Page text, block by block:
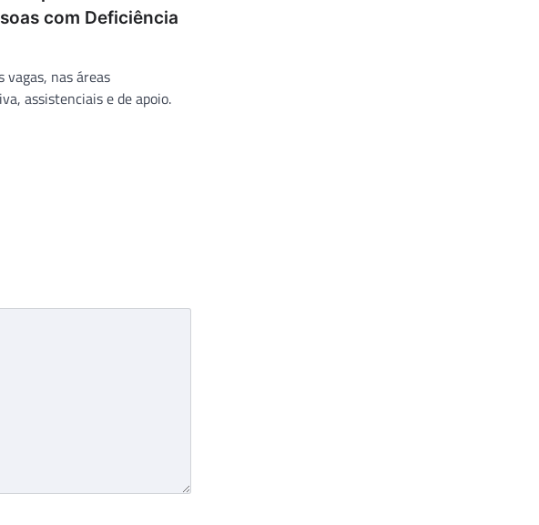
com Deficiência
vagas, nas áreas
assistenciais e de apoio.